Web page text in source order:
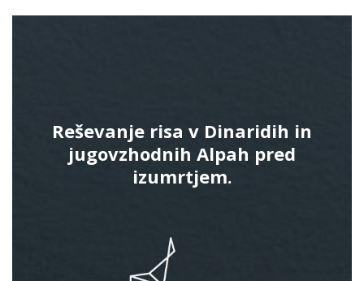
Reševanje risa v Dinaridih in
jugovzhodnih Alpah pred
izumrtjem.